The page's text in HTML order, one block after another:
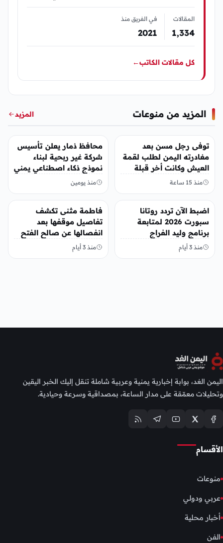
المقالات
1٬334
في الفريق منذ
2021
كل مقالات الكاتب←
المزيد من منوعات المزيد
منوعات
توفى رجل مسن بعد
مغادرته اليمن لطلب لقمة
العيش وكانت أخر قبلة
يقدمها لإبنته
منذ 15 ساعة
منوعات
محافظ ذمار يعلن تأسيس
شركة غير ربحية لبناء
نموذج ذكاء اصطناعي يمني
منذ يومين
منوعات
اضبط الآن تردد روتانا
سبورت 2026 لمتابعة
برنامج وليد الفراج
منذ 3 أيام
منوعات
فاطمة مثنى تكشف
تفاصيل موقفها بعد
انفصالها عن صالح الفتح
منذ 3 أيام
اليمن الغد، بوابة إخبارية يمنية وعربية شاملة تنقل إليك الخبر اليقين
وتحليلات معمّقة على مدار الساعة، بمصداقية وسرعة وحيادية.
الأقسام
منوعات
عربي ودولي
أخبار محلية
الفن